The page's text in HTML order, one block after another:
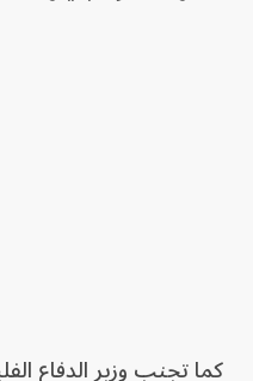
كما تجنب وزير الدفاع